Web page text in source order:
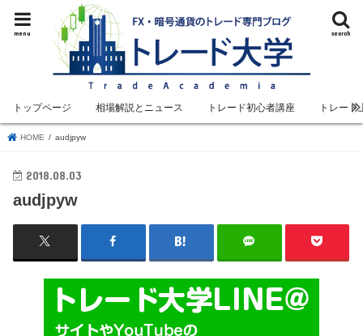
search
menu
トップページ 相場解説とニュース トレード初心者講座 トレード
HOME audjpyw
2018.08.03
audjpyw